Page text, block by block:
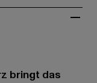
bringt das